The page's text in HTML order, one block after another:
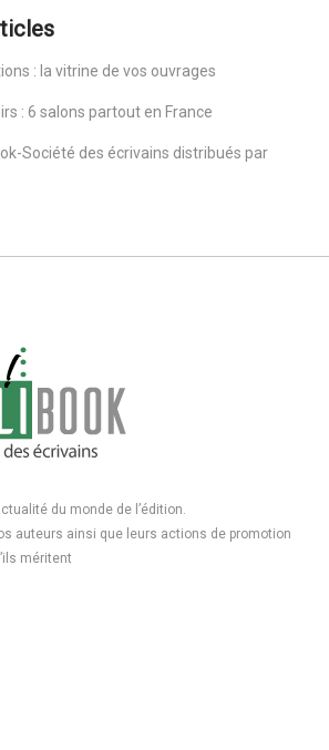
: la vitrine de vos ouvrages
: 6 salons partout en France
Société des écrivains distribués par
du monde de l’édition.
auteurs ainsi que leurs actions de promotion
méritent